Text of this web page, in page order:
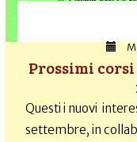
Prossimi
Questi i nuovi
settembre, in